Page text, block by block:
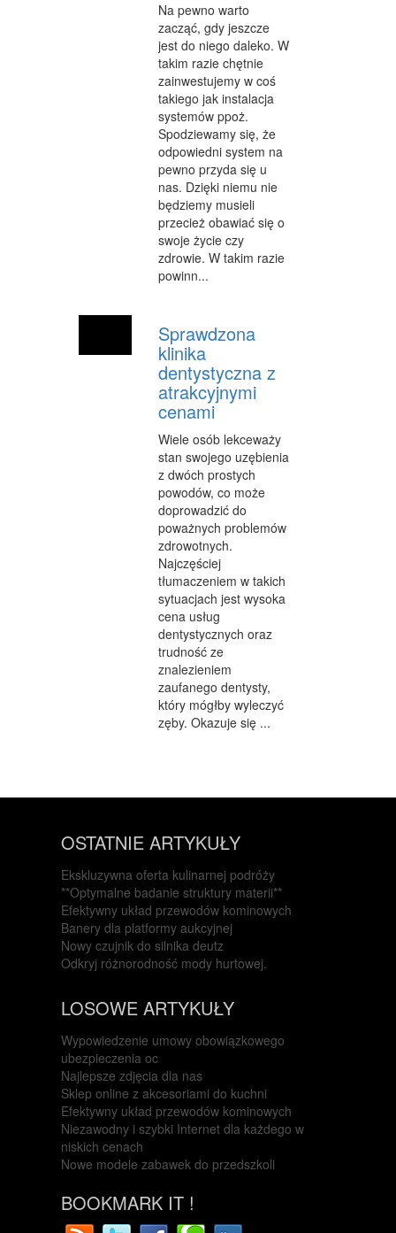
Na pewno warto
zacząć, gdy jeszcze
jest do niego daleko. W
takim razie chętnie
zainwestujemy w coś
takiego jak instalacja
systemów ppoż.
Spodziewamy się, że
odpowiedni system na
pewno przyda się u
nas. Dzięki niemu nie
będziemy musieli
przecież obawiać się o
swoje życie czy
zdrowie. W takim razie
powinn...
Sprawdzona
klinika
dentystyczna z
atrakcyjnymi
cenami
Wiele osób lekceważy
stan swojego uzębienia
z dwóch prostych
powodów, co może
doprowadzić do
poważnych problemów
zdrowotnych.
Najczęściej
tłumaczeniem w takich
sytuacjach jest wysoka
cena usług
dentystycznych oraz
trudność ze
znalezieniem
zaufanego dentysty,
który mógłby wyleczyć
zęby. Okazuje się ...
OSTATNIE ARTYKUŁY
Ekskluzywna oferta kulinarnej podróży
**Optymalne badanie struktury materii**
Efektywny układ przewodów kominowych
Banery dla platformy aukcyjnej
Nowy czujnik do silnika deutz
Odkryj różnorodność mody hurtowej.
LOSOWE ARTYKUŁY
Wypowiedzenie umowy obowiązkowego
ubezpieczenia oc
Najlepsze zdjęcia dla nas
Sklep online z akcesoriami do kuchni
Efektywny układ przewodów kominowych
Niezawodny i szybki Internet dla każdego w
niskich cenach
Nowe modele zabawek do przedszkoli
BOOKMARK IT !